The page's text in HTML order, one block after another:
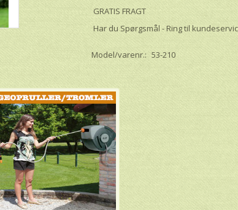
GRATIS FRAGT
Har du Spørgsmål - Ring til
Model/varenr.: 53-210